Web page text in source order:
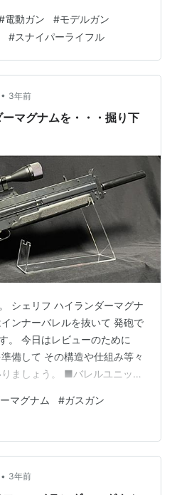
イのか イマイチ分からない こ
拾い、 分解したという人の記
業を進めていくのですが、 そ
ムに 関する記事は ネット上
・ よって分解に関する記述
電動ガン #モデルガン
#スナイパーライフル
• 3年前
マグナムを・・・掘り下
シェリフ ハイランダーマグナ
ンナーバレルを抜いて 発砲で
。 今日はレビューのために
備して その構造や仕組み等々
ましょう。 ■バレルユニット
順はいたって簡単。 まずはバ
緩めて銃本体から取り外しま
スプリングの力でバレルジャ
てまいります。 インナーバレ
長いんですよ。 バレルジャケ
マグナム #ガスガン
• 3年前